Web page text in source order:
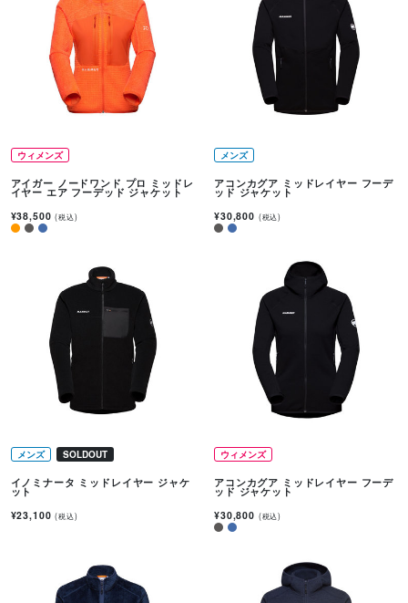
ウィメンズ
アイガー ノードワンド プロ ミッドレ
イヤー エア フーデッド ジャケット
¥38,500(税込)
メンズ
アコンカグア ミッドレイヤー フーデ
ッド ジャケット
¥30,800 (税込)
メンズ SOLDOUT
イノミナータ ミッドレイヤー ジャケ
ット
¥23,100(税込)
ウィメンズ
アコンカグア ミッドレイヤー フーデ
ッド ジャケット
¥30,800 (税込)